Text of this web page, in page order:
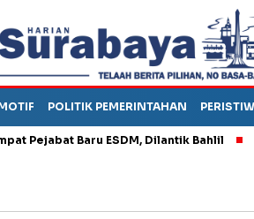
POLITIK PEMERINTAHAN
Baru ESDM, Dilantik Bahlil